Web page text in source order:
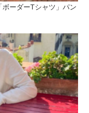
ーダーTシャツ」パン